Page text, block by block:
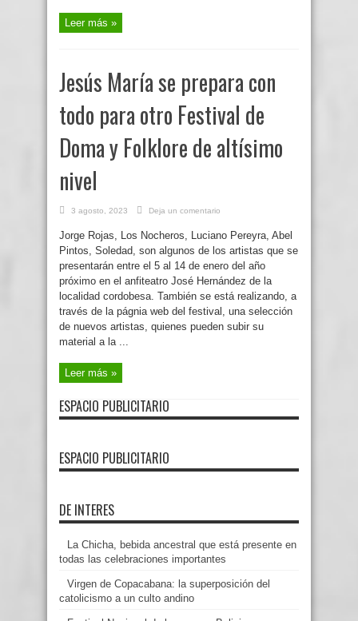
Leer más »
Jesús María se prepara con
todo para otro Festival de
Doma y Folklore de altísimo
nivel
3 agosto, 2023 Deja un comentario
Jorge Rojas, Los Nocheros, Luciano Pereyra, Abel
Pintos, Soledad, son algunos de los artistas que se
presentarán entre el 5 al 14 de enero del año
próximo en el anfiteatro José Hernández de la
localidad cordobesa. También se está realizando, a
través de la págnia web del festival, una selección
de nuevos artistas, quienes pueden subir su
material a la ...
Leer más »
ESPACIO PUBLICITARIO
ESPACIO PUBLICITARIO
DE INTERES
La Chicha, bebida ancestral que está presente en
todas las celebraciones importantes
Virgen de Copacabana: la superposición del
catolicismo a un culto andino